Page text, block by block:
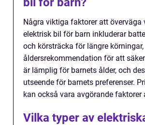
Några viktiga faktorer att överväga
elektrisk bil för barn inkluderar
och körsträcka för längre körningar,
åldersrekommendation för att
är lämplig för barnets ålder, och
utseende för barnets preferenser.
kan också vara avgörande faktorer
Vilka typer av